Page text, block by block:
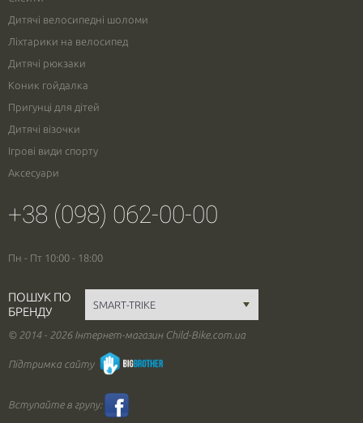
Дитячі велосипедні шоломи
Ліхтарики на велосипед
Дитячі рюкзаки
Коник гойдалка
Пригунці для дітей
Дитячі візочки
Ігрові види спорту
Аксесуари
+38 (098) 062-00-00
Пн - Пт 10:00 - 18:00
ПОШУК ПО
БРЕНДУ
© 2014 - 2026 Інтернет-магазин Child-Bike.com.ua
Підтримка сайту
Вступайте в групу: